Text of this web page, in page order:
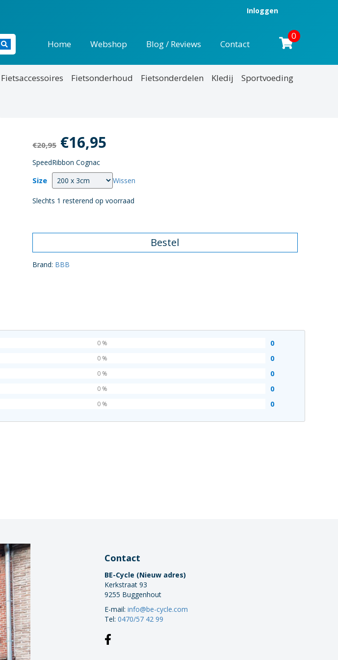
Inloggen
Home Webshop Blog / Reviews Contact
0
Fietsaccessoires Fietsonderhoud Fietsonderdelen Kledij Sportvoeding
€20,95 Oorspronkelijke
prijs
was:
€20,95.
€16,95
is:
€16,95.
SpeedRibbon Cognac
Size Wissen
Slechts 1 resterend op voorraad
Bestel
Brand: BBB
0
0 %
0
0 %
0
0 %
0
0 %
0
0 %
Contact
BE-Cycle (Nieuw adres)
Kerkstraat 93
9255 Buggenhout
E-mail:info@be-cycle.com
Tel:0470/57 42 99